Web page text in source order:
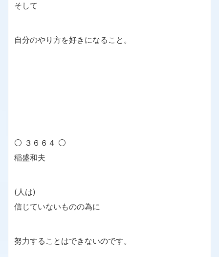
そして
自分のやり方を好きになること。
⚪ ３６６４ ⚪
稲盛和夫
(人は)
信じていないものの為に
努力することはできないのです。